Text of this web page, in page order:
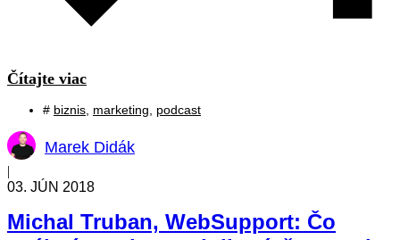
Čítajte viac
# biznis marketing podcast
Marek Didák
|
03. JÚN 2018
Michal Truban, WebSupport: Čo